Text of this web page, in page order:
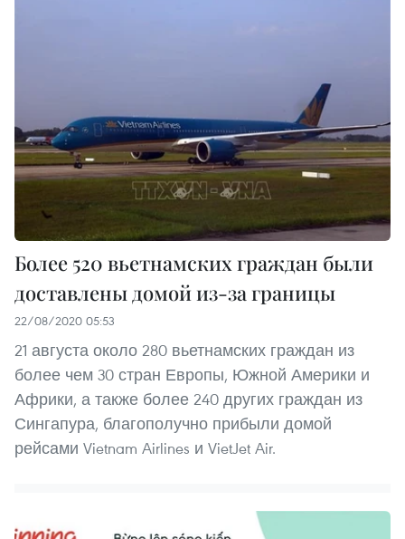
Более 520 вьетнамских граждан были
доставлены домой из-за границы
22/08/2020 05:53
21 августа около 280 вьетнамских граждан из
более чем 30 стран Европы, Южной Америки и
Африки, а также более 240 других граждан из
Сингапура, благополучно прибыли домой
рейсами Vietnam Airlines и VietJet Air.